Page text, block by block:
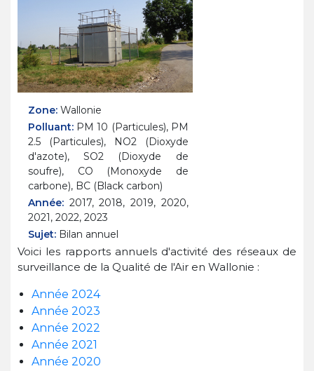
Zone: Wallonie
Polluant: PM 10 (Particules), PM
2.5 (Particules), NO2 (Dioxyde
d'azote), SO2 (Dioxyde de
soufre), CO (Monoxyde de
carbone), BC (Black carbon)
Année: 2017, 2018, 2019, 2020,
2021, 2022, 2023
Sujet: Bilan annuel
Voici les rapports annuels d'activité des réseaux de
surveillance de la Qualité de l'Air en Wallonie :
Année 2024
Année 2023
Année 2022
Année 2021
Année 2020